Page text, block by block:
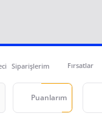
Siparişlerim Fırsatlar
Puanlarım